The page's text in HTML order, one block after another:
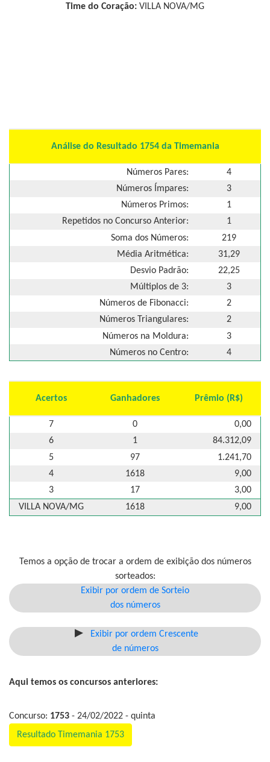
Time do Coração: VILLA NOVA/MG
Análise do Resultado 1754 da Timemania
Números Pares:
4
Números Ímpares:
3
Números Primos:
1
Repetidos no Concurso Anterior:
1
Soma dos Números:
219
Média Aritmética:
31,29
Desvio Padrão:
22,25
Múltiplos de 3:
3
Números de Fibonacci:
2
Números Triangulares:
2
Números na Moldura:
3
Números no Centro:
4
Acertos Ganhadores Prêmio (R$)
7 0
0,00
6
1
84.312,09
5
97
1.241,70
4
1618
9,00
3
17
3,00
VILLA NOVA/MG
1618 9,00
Temos a opção de trocar a ordem de exibição dos números
sorteados:
Exibir por ordem de Sorteio
dos números
Exibir por ordem Crescente
de números
Aqui temos os concursos anteriores:
Concurso: 1753 - 24/02/2022 - quinta
Resultado Timemania 1753